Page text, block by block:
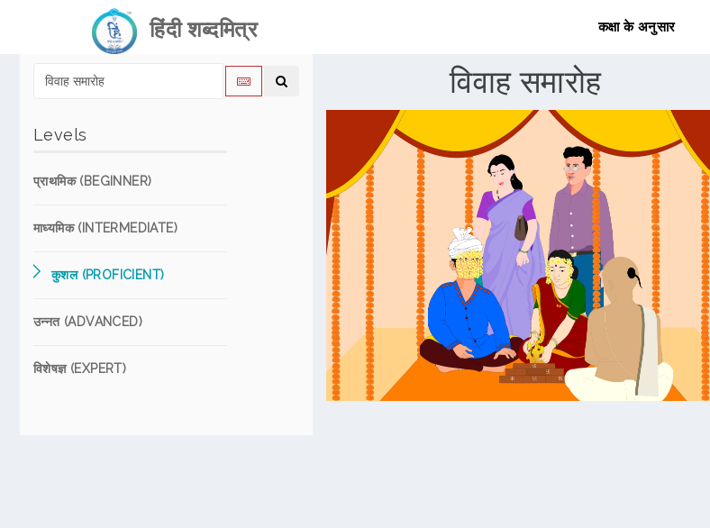
हिंदी शब्दमित्र कक्षा के अनुसार
Levels
प्राथमिक (BEGINNER)
माध्यमिक (INTERMEDIATE)
कुशल (PROFICIENT)
उन्नत (ADVANCED)
विशेषज्ञ (EXPERT)
विवाह समारोह